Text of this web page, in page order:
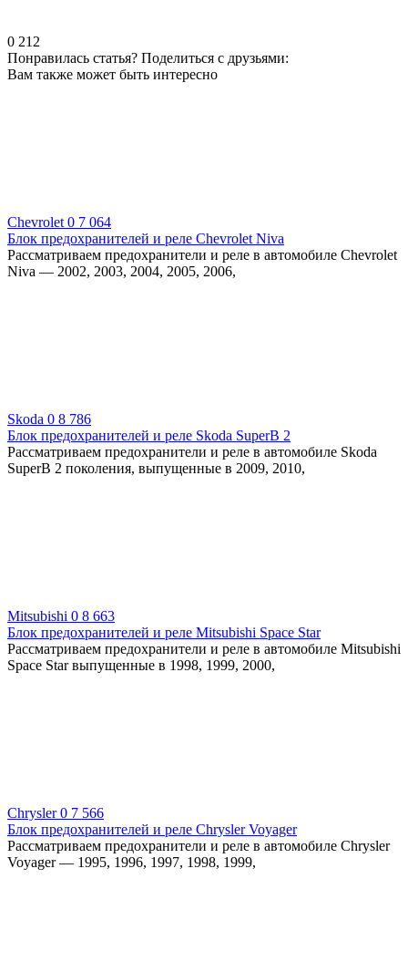
0 212
Понравилась статья? Поделиться с друзьями:
Вам также может быть интересно
Chevrolet 0 7 064
Блок предохранителей и реле Chevrolet Niva
Рассматриваем предохранители и реле в автомобиле Chevrolet
Niva — 2002, 2003, 2004, 2005, 2006,
Skoda 0 8 786
Блок предохранителей и реле Skoda SuperB 2
Рассматриваем предохранители и реле в автомобиле Skoda
SuperB 2 поколения, выпущенные в 2009, 2010,
Mitsubishi 0 8 663
Блок предохранителей и реле Mitsubishi Space Star
Рассматриваем предохранители и реле в автомобиле Mitsubishi
Space Star выпущенные в 1998, 1999, 2000,
Chrysler0 7 566
Блок предохранителей и реле Chrysler Voyager
Рассматриваем предохранители и реле в автомобиле Chrysler
Voyager — 1995, 1996, 1997, 1998, 1999,